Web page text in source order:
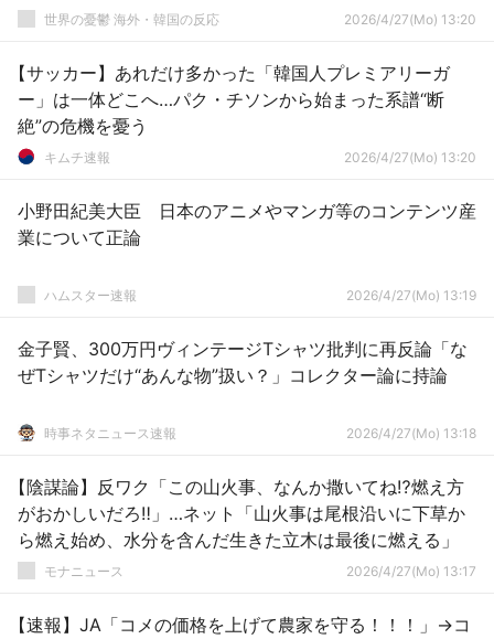
世界の憂鬱 海外・韓国の反応 2026/4/27(Mo) 13:20
【サッカー】あれだけ多かった「韓国人プレミアリーガ
ー」は一体どこへ…パク・チソンから始まった系譜“断
絶”の危機を憂う
キムチ速報 2026/4/27(Mo) 13:20
小野田紀美大臣 日本のアニメやマンガ等のコンテンツ産
業について正論
ハムスター速報 2026/4/27(Mo) 13:19
金子賢、300万円ヴィンテージTシャツ批判に再反論「な
ぜTシャツだけ“あんな物”扱い？」コレクター論に持論
時事ネタニュース速報 2026/4/27(Mo) 13:18
【陰謀論】反ワク「この山火事、なんか撒いてね⁉️燃え方
がおかしいだろ‼️」…ネット「山火事は尾根沿いに下草か
ら燃え始め、水分を含んだ生きた立木は最後に燃える」
モナニュース 2026/4/27(Mo) 13:17
【速報】JA「コメの価格を上げて農家を守る！！！」→コ